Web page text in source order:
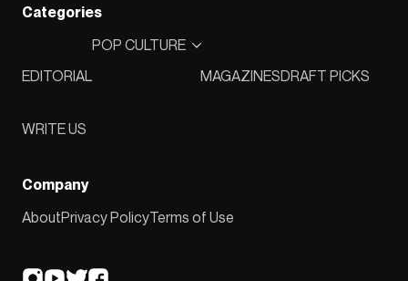
Categories
EDITORIAL
POP CULTURE
MAGAZINESDRAFT PICKS
WRITE US
Company
AboutPrivacy PolicyTerms of Use